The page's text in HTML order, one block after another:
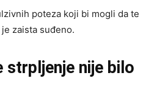
poteza koji bi mogli da te
zaista suđeno.
strpljenje nije bilo